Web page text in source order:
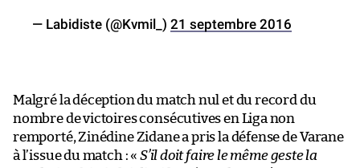
— Labidiste (@Kvmil_) 21 septembre 2016
Malgré la déception du match nul et du record du
nombre de victoires consécutives en Liga non
remporté, Zinédine Zidane a pris la défense de Varane
à l’issue du match : « S’il doit faire le même geste la